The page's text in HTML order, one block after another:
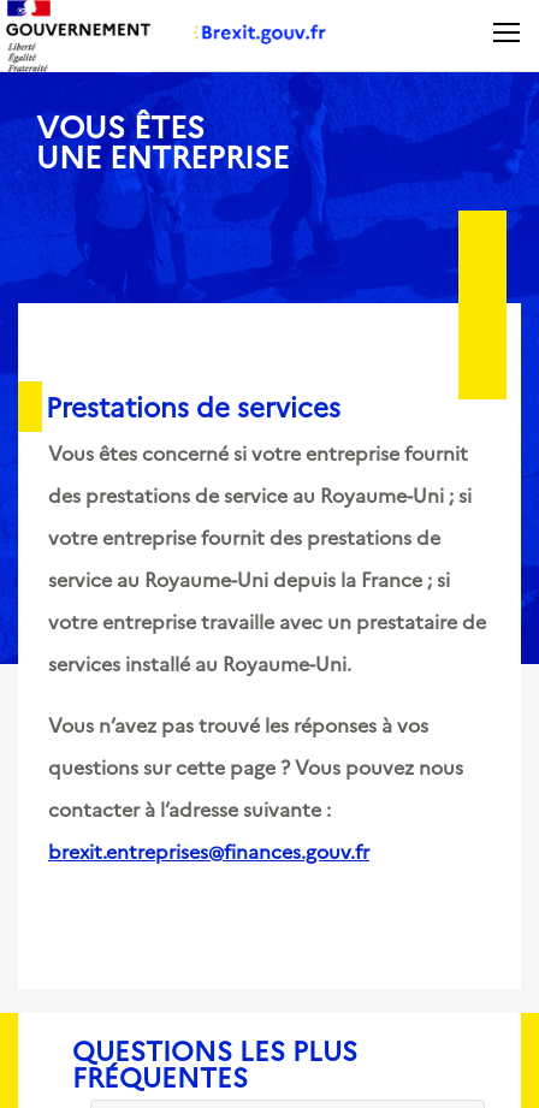
Panneau de gestion des cookies
VOUS ÊTES
UNE ENTREPRISE
Prestations de services
Vous êtes concerné si votre entreprise fournit
des prestations de service au Royaume-Uni ; si
votre entreprise fournit des prestations de
service au Royaume-Uni depuis la France ; si
votre entreprise travaille avec un prestataire de
services installé au Royaume-Uni.
Vous n’avez pas trouvé les réponses à vos
questions sur cette page ? Vous pouvez nous
contacter à l’adresse suivante :
brexit.entreprises@finances.gouv.fr
QUESTIONS LES PLUS
FRÉQUENTES